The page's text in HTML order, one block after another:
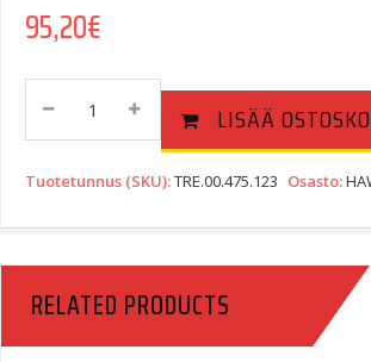
95,20€
Kiinnike
Ruuviton
LISÄÄ
Tuotetunnus (SKU):TRE.00.475.123 Osasto:
RELATED PRODUCTS